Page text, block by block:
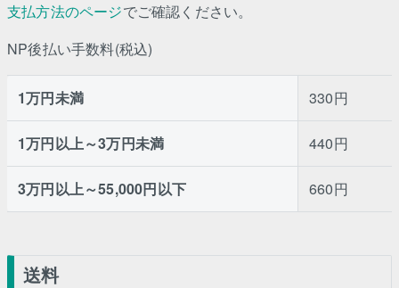
支払方法のページでご確認ください。
NP後払い手数料(税込)
1万円未満 330円
1万円以上～3万円未満 440円
3万円以上～55,000円以下 660円
送料